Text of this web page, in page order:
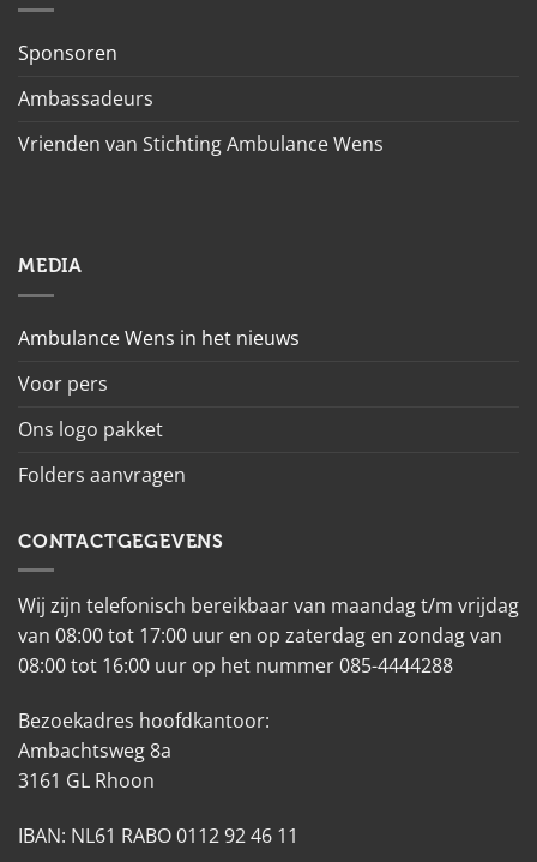
Sponsoren
Ambassadeurs
Vrienden van Stichting Ambulance Wens
MEDIA
Ambulance Wens in het nieuws
Voor pers
Ons logo pakket
Folders aanvragen
CONTACTGEGEVENS
Wij zijn telefonisch bereikbaar van maandag t/m vrijdag
van 08:00 tot 17:00 uur en op zaterdag en zondag van
08:00 tot 16:00 uur op het nummer 085-4444288
Bezoekadres hoofdkantoor:
Ambachtsweg 8a
3161 GL Rhoon
IBAN: NL61 RABO 0112 92 46 11